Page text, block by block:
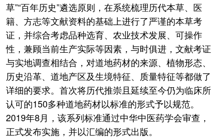
草”“百年历史”遴选原则，在系统梳理历代本草、医
籍、方志等文献资料的基础上进行了严谨的本草考
证，并综合考虑品种选育、农业技术发展、可操作
性，兼顾当前生产实际等因素，与时俱进，文献考证
与实地调查相结合，对道地药材的来源、植物形态、
历史沿革、道地产区及生境特征、质量特征等都做了
详细的要求。首次将历代推崇且延续至今仍为临床所
认可的150多种道地药材以标准的形式予以规范。
2019年8月，该系列标准通过中华中医药学会审查，
正式发布实施，并以汇编的形式出版。